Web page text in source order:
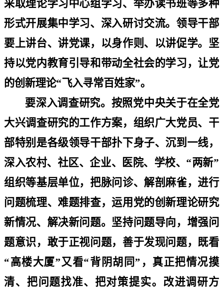
采取理论学习中心组学习、举办读书班等多种
形式开展集中学习、深入研讨交流。领导干部
要上讲台、讲党课，以身作则、以讲促学。坚
持以党内教育引导和带动全社会的学习，让党
的创新理论“飞入寻常百姓家”。
要深入调查研究。按照党中央关于在全党
大兴调查研究的工作方案，组织广大党员、干
部特别是各级领导干部扑下身子、沉到一线，
深入农村、社区、企业、医院、学校、 “两新”
组织等基层单位，把脉问诊、解剖麻雀，进行
问题梳理、难题排查，运用党的创新理论研究
新情况、解决新问题。坚持问题导向，增强问
题意识，敢于正视问题，善于发现问题，既看
“高楼大厦”又看“背阴胡同” ，真正把情况摸
清、把问题找准、把对策提实。改进调研方